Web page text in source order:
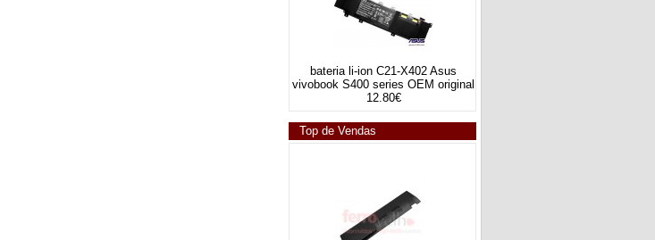
bateria li-ion C21-X402 Asus
vivobook S400 series OEM original
12.80€
Top de Vendas